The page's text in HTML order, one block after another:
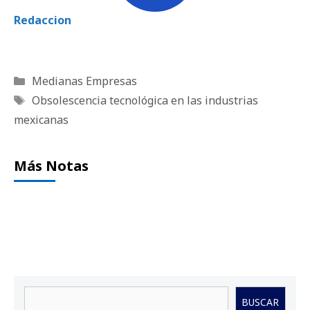
Redaccion
Categorías
Medianas Empresas
Etiquetas
Obsolescencia tecnológica en las industrias
mexicanas
Más Notas
BUSCAR